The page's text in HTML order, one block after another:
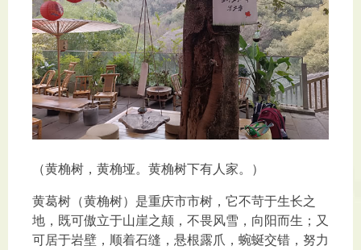
（黄桷树，黄桷垭。黄桷树下有人家。）
黄葛树（黄桷树）是重庆市市树，它不苛于生长之
地，既可傲立于山崖之颠，不畏风雪，向阳而生；又
可居于岩壁，顺着石缝，悬根露爪，蜿蜒交错，努力